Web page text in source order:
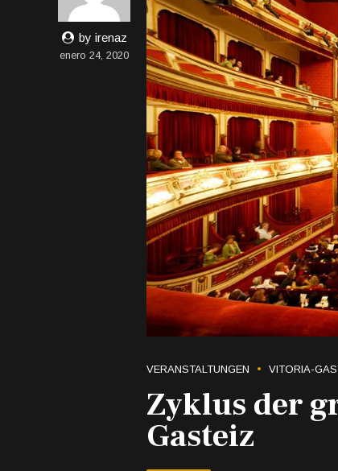
by irenaz
enero 24, 2020
VERANSTALTUNGEN VITORIA-
Zyklus der
Gasteiz